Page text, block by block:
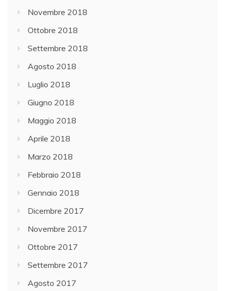
Novembre 2018
Ottobre 2018
Settembre 2018
Agosto 2018
Luglio 2018
Giugno 2018
Maggio 2018
Aprile 2018
Marzo 2018
Febbraio 2018
Gennaio 2018
Dicembre 2017
Novembre 2017
Ottobre 2017
Settembre 2017
Agosto 2017